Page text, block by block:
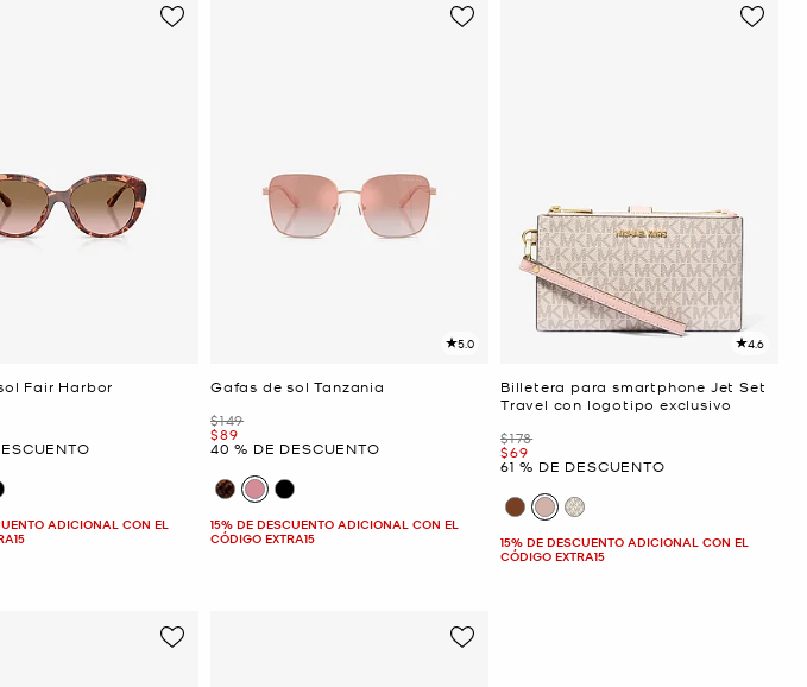
Fair Harbor
ADICIONAL CON EL
5.0
Gafas de sol Tanzania
Era
$149
Ahora
$89
40 % DE DESCUENTO
15% DE DESCUENTO ADICIONAL CON EL
CÓDIGO EXTRA15
4.6
Billetera para smartphone Jet Set
Travel con logotipo exclusivo
Era
$178
Ahora
$69
61 % DE DESCUENTO
15% DE DESCUENTO ADICIONAL CON EL
CÓDIGO EXTRA15